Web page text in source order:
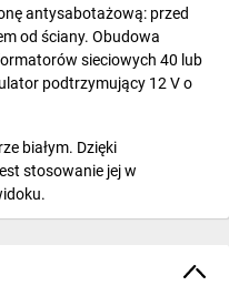
antysabotażową: przed
od ściany. Obudowa
sieciowych 40 lub
podtrzymujący 12 V o
białym. Dzięki
stosowanie jej w